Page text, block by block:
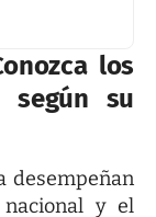
los
según su
desempeñan
y el